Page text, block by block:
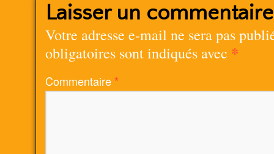
Laisser un commentaire
Votre adresse e-mail ne sera pas
obligatoires sont indiqués avec *
Commentaire*